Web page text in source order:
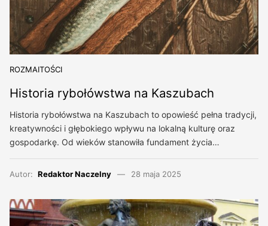
ROZMAITOŚCI
Historia rybołówstwa na Kaszubach
Historia rybołówstwa na Kaszubach to opowieść pełna tradycji,
kreatywności i głębokiego wpływu na lokalną kulturę oraz
gospodarkę. Od wieków stanowiła fundament życia…
Autor: Redaktor Naczelny 28 maja 2025